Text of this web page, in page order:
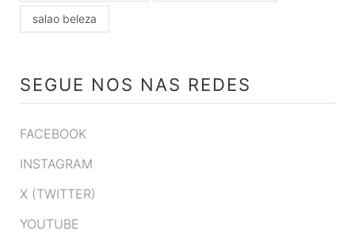
salao beleza
SEGUE NOS NAS REDES
FACEBOOK
INSTAGRAM
X (TWITTER)
YOUTUBE